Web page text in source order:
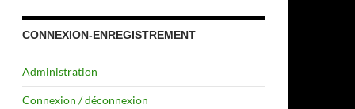
c
e
u
T
CONNEXION-ENREGISTREMENT
Administration
Connexion / déconnexion